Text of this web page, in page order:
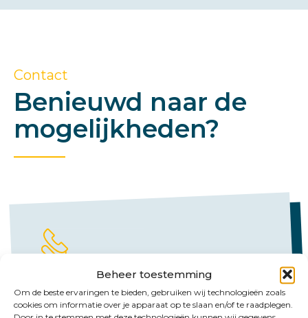
Beheer toestemming
Om de beste ervaringen te bieden, gebruiken wij technologieën zoals
cookies om informatie over je apparaat op te slaan en/of te raadplegen.
Contact
Benieuwd naar de
mogelijkheden?
Emmen: